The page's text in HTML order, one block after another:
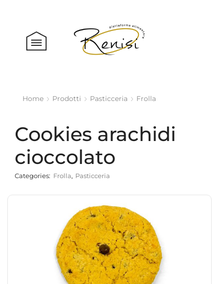
Home Prodotti Pasticceria Frolla
Cookies arachidi
cioccolato
Categories: Frolla, Pasticceria